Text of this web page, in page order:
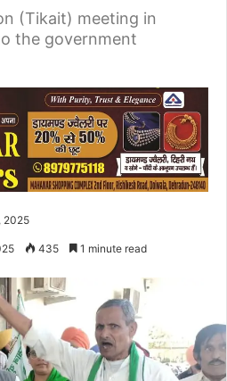
(Tikait) meeting in
the government
2025
435 1 minute read